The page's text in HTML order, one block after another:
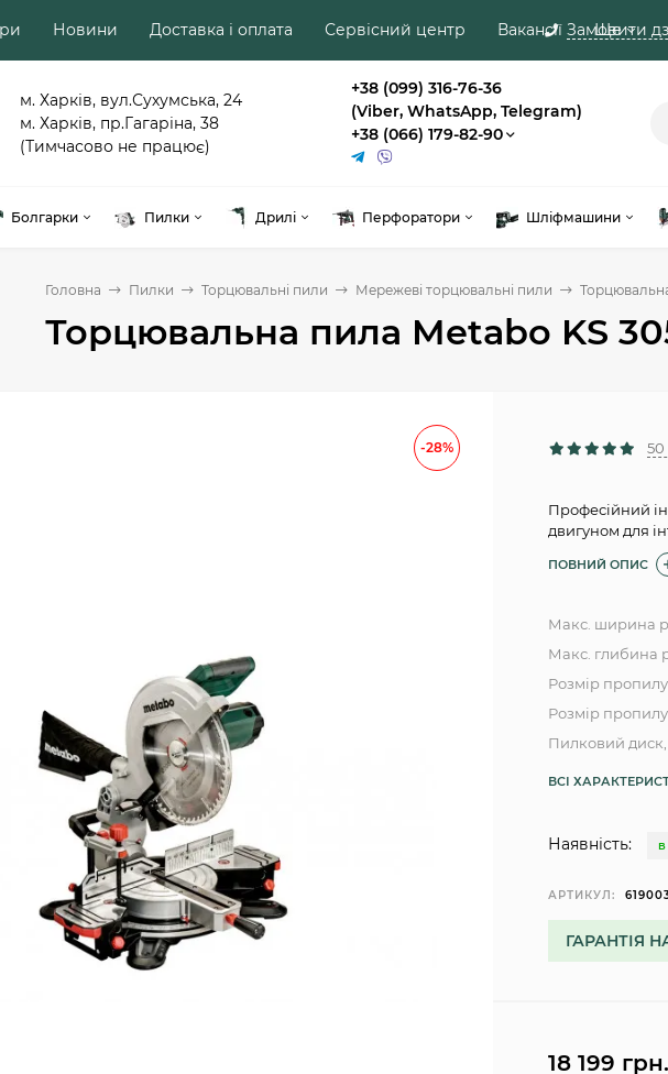
Замовити
Новини Доставка і оплата Сервісний центр Вакансії Ще
м. Харків, вул.Сухумська, 24
м. Харків, пр.Гагаріна, 38
(Тимчасово не працює)
+38 (099) 316-76-36
(Viber, WhatsApp, Telegram)
+38 (066) 179-82-90
Болгарки Пилки Дрилі Перфоратори Шліфмашини
Головна Пилки Торцювальні пили Мережеві торцювальні пили
Торцювальна пила Metabo KS
-28% 50
Професійний
двигуном для
ПОВНИЙ ОПИС
Макс. ширина
Макс. глибина
Розмір пропилу
Розмір пропилу
Пилковий диск,
ВСІ
Наявність: В
АРТИКУЛ:
ГАРАНТІЯ
18 199 грн.